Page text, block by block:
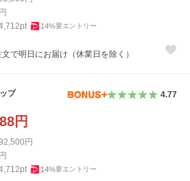
円
pt 14%要エントリー
で明日にお届け（休業日を除く）
プ 4.77
円
円
円
pt 14%要エントリー